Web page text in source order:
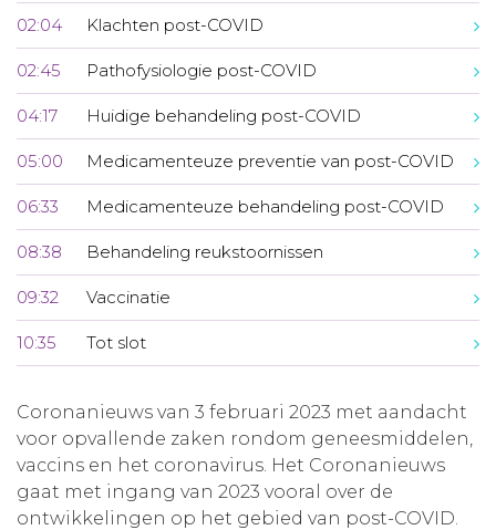
02:04 Klachten post-COVID
02:45 Pathofysiologie post-COVID
04:17 Huidige behandeling post-COVID
05:00 Medicamenteuze preventie van post-COVID
06:33 Medicamenteuze behandeling post-COVID
08:38 Behandeling reukstoornissen
09:32 Vaccinatie
10:35 Tot slot
Coronanieuws van 3 februari 2023 met aandacht
voor opvallende zaken rondom geneesmiddelen,
vaccins en het coronavirus. Het Coronanieuws
gaat met ingang van 2023 vooral over de
ontwikkelingen op het gebied van post-COVID.